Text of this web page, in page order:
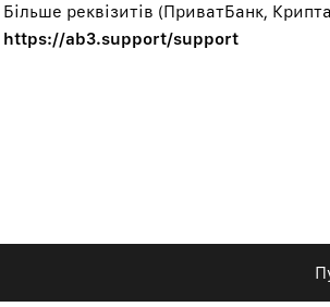
Більше реквізитів (ПриватБанк,
https://ab3.support/support